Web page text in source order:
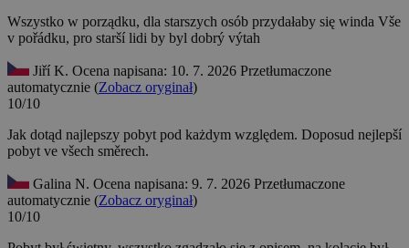
Wszystko w porządku, dla starszych osób przydałaby się winda Vše
v pořádku, pro starší lidi by byl dobrý výtah
Jiří K. Ocena napisana: 10. 7. 2026 Przetłumaczone
automatycznie (Zobacz oryginał)
10/10
Jak dotąd najlepszy pobyt pod każdym względem. Doposud nejlepší
pobyt ve všech směrech.
Galina N. Ocena napisana: 9. 7. 2026 Przetłumaczone
automatycznie (Zobacz oryginał)
10/10